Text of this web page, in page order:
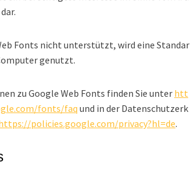
Fonts nicht unterstützt, wird eine Standar
genutzt.
zu Google Web Fonts finden Sie unter htt
fonts/faq und in der Datenschutzerk
policies.google.com/privacy?hl=de.